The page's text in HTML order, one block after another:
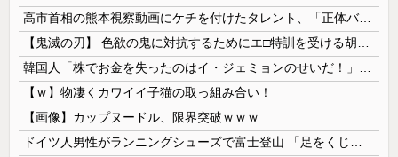
高市首相の熊本視察動画にケチを付けたタレント、「正体バレバレよな」と黒電話の呼び方であっさりと……
【ｗ】物凄くカワイイ子猫の取っ組み合い！
【画像】カップヌードル、限界突破ｗｗｗ